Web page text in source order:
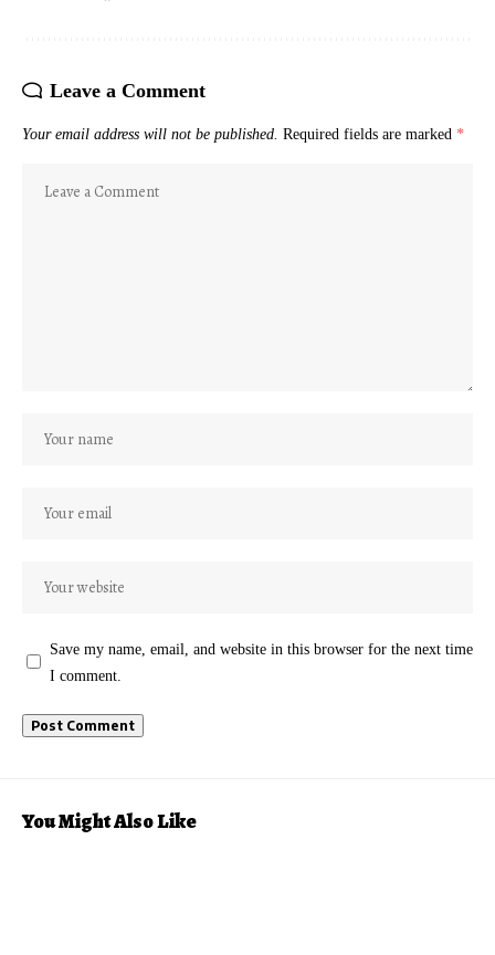
Leave a Comment
Your email address will not be published. Required fields are marked *
Save my name, email, and website in this browser for the next time
I comment.
You Might Also Like